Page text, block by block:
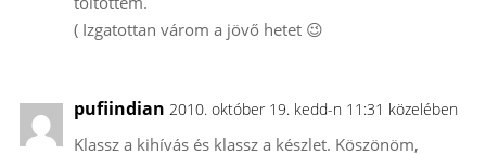
( Izgatottan várom a jövő hetet 😉
pufiindian 2010. október 19. kedd-n 11:31 közelében
Klassz a kihívás és klassz a készlet. Köszönöm,